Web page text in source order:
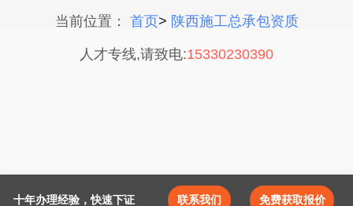
当前位置： 首页> 陕西施工总承包资质
人才专线,请致电:15330230390
十年办理经验，快速下证 免费获取报价
联系我们